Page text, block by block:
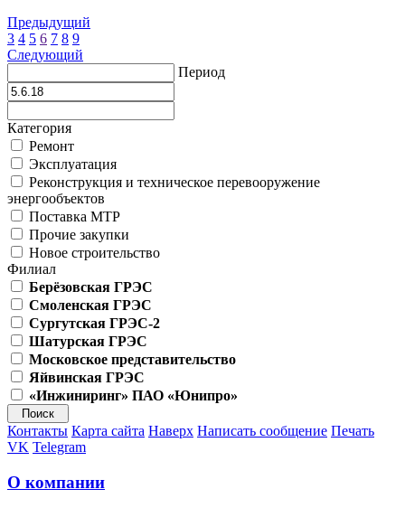
Предыдущий
3 4 5 6 7 8 9
Следующий
Период
Категория
Ремонт
Эксплуатация
Реконструкция и техническое перевооружение
энергообъектов
Поставка МТР
Прочие закупки
Новое строительство
Филиал
Берёзовская ГРЭС
Смоленская ГРЭС
Сургутская ГРЭС-2
Шатурская ГРЭС
Московское представительство
Яйвинская ГРЭС
«Инжиниринг» ПАО «Юнипро»
Контакты Карта сайта Наверх Написать сообщение Печать
VK Telegram
О компании